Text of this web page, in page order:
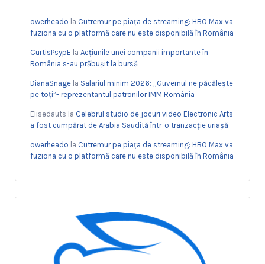
owerheado la Cutremur pe piața de streaming: HBO Max va
fuziona cu o platformă care nu este disponibilă în România
CurtisPsypE la Acțiunile unei companii importante în
România s-au prăbușit la bursă
DianaSnage la Salariul minim 2026: „Guvernul ne păcălește
pe toți”- reprezentantul patronilor IMM România
Elisedauts la Celebrul studio de jocuri video Electronic Arts
a fost cumpărat de Arabia Saudită într-o tranzacție uriașă
owerheado la Cutremur pe piața de streaming: HBO Max va
fuziona cu o platformă care nu este disponibilă în România